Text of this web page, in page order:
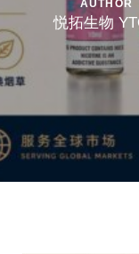
AUTHOR
悦拓生物